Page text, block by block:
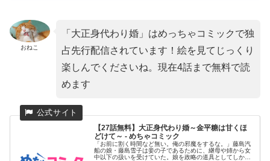
おねこ
「大正身代わり婚」はめっちゃコミックで独
占先行配信されています！絵を見てじっくり
楽しんでくださいね。現在4話まで無料で読
めます
【27話無料】大正身代わり婚～金平糖は甘くほ
どけて～ - めちゃコミック
「お前に割く時間など無い。俺の邪魔をするな。」藤島汽
船の娘・藤島雪子は妾の子であるために、継母や姉から女
中以下の扱いを受けていた。娘を政略の道具としてしか見